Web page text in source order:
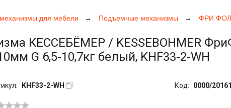
для мебели Подъемные механизмы ФРИ
КЕССЕБЁМЕР / KESSEBOHMER
G 6,5-10,7кг белый, KHF33-2-WH
KHF33-2-WH Код: 0000/20161